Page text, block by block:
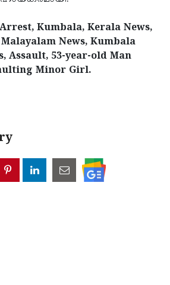
Kumbala, Kerala News,
News, Kumbala
Assault, 53-year-old Man
Minor Girl.